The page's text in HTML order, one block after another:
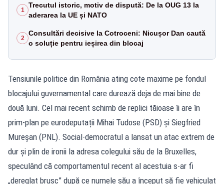
1
Trecutul istoric, motiv de dispută: De la OUG 13 la
aderarea la UE și NATO
2
Consultări decisive la Cotroceni: Nicușor Dan caută
o soluție pentru ieșirea din blocaj
Tensiunile politice din România ating cote maxime pe fondul
blocajului guvernamental care durează deja de mai bine de
două luni. Cel mai recent schimb de replici tăioase îi are în
prim-plan pe eurodeputații Mihai Tudose (PSD) și Siegfried
Mureșan (PNL). Social-democratul a lansat un atac extrem de
dur și plin de ironii la adresa colegului său de la Bruxelles,
speculând că comportamentul recent al acestuia s-ar fi
„dereglat brusc” după ce numele său a început să fie vehiculat